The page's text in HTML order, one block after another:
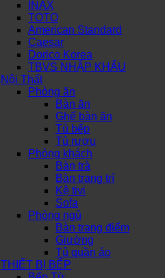
INAX
TOTO
American Standard
Caesar
Dorico Korea
TBVS NHẬP KHẨU
Nội Thất
Phòng ăn
Bàn ăn
Ghế bàn ăn
Tủ bếp
Tủ rượu
Phòng khách
Bàn trà
Bàn trang trí
Kệ tivi
Sofa
Phòng ngủ
Bàn trang điểm
Giường
Tủ quần áo
THIẾT BỊ BẾP